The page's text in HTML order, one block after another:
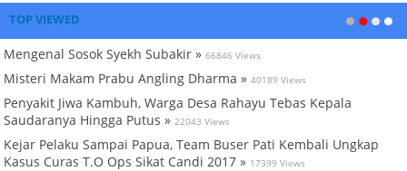
TOP VIEWED
Mengenal Sosok Syekh Subakir » 66846 Views
Misteri Makam Prabu Angling Dharma » 40189 Views
Penyakit Jiwa Kambuh, Warga Desa Rahayu Tebas Kepala
Saudaranya Hingga Putus » 22043 Views
Kejar Pelaku Sampai Papua, Team Buser Pati Kembali Ungkap
Kasus Curas T.O Ops Sikat Candi 2017 » 17399 Views